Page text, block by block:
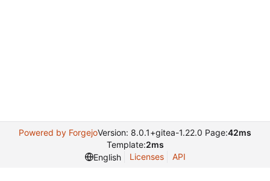
Powered by ForgejoVersion: 8.0.1+gitea-1.22.0 Page:42ms
Template:2ms
English
Licenses API